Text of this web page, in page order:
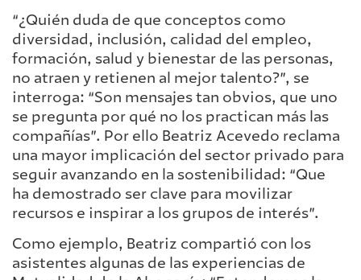
“¿Quién duda de que conceptos como
diversidad, inclusión, calidad del empleo,
formación, salud y bienestar de las personas,
no atraen y retienen al mejor talento?”, se
interroga: “Son mensajes tan obvios, que uno
se pregunta por qué no los practican más las
compañías”. Por ello Beatriz Acevedo reclama
una mayor implicación del sector privado para
seguir avanzando en la sostenibilidad: “Que
ha demostrado ser clave para movilizar
recursos e inspirar a los grupos de interés”.
Como ejemplo, Beatriz compartió con los
asistentes algunas de las experiencias de